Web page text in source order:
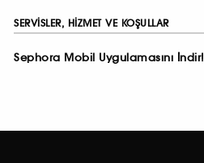
SERVISLER, HIZMET VE KOŞULLAR
Sephora Mobil Uygulamasını İndir!